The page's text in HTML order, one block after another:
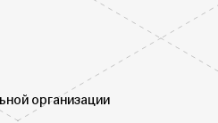
организации